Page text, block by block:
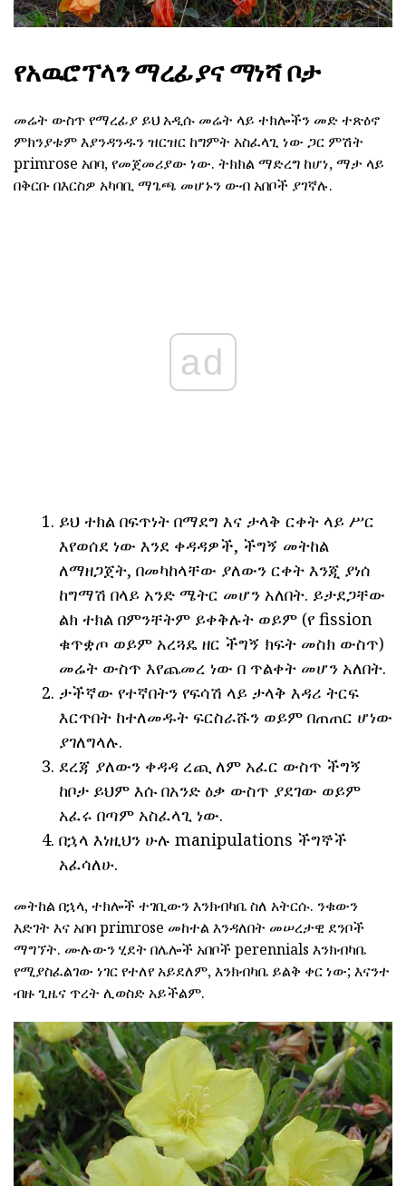
የአዉሮፕላን ማረፊያና ማነሻ ቦታ
መሬት ውስጥ የማረፊያ ይህ አዲሱ መሬት ላይ ተክሎችን መድ ተጽዕኖ
ምክንያቱም እያንዳንዱን ዝርዝር ከግምት አስፈላጊ ነው ጋር ምሽት
primrose አበባ, የመጀመሪያው ነው. ትክክል ማድረግ ከሆነ, ማታ ላይ
በቅርቡ በእርስዎ አካባቢ ማጌጫ መሆኑን ውብ አበቦች ያገኛሉ.
ad
ይህ ተክል በፍጥነት በማደግ እና ታላቅ ርቀት ላይ ሥር
እየወሰደ ነው እንደ ቀዳዳዎች, ችግኝ መትከል
ለማዘጋጀት, በመካከላቸው ያለውን ርቀት እንጂ ያነሰ
ከግማሽ በላይ አንድ ሜትር መሆን አለበት. ይታደጋቸው
ልክ ተክል በምንቸትም ይቀቅሉት ወይም (የ fission
ቁጥቋጦ ወይም አረጓዴ ዘር ችግኝ ክፍት መስክ ውስጥ)
መሬት ውስጥ እየጨመረ ነው በ ጥልቀት መሆን አለበት.
ታችኛው የተኛበትን የፍሳሽ ላይ ታላቅ እዳሪ ትርፍ
እርጥበት ከተለመዱት ፍርስራሹን ወይም በጠጠር ሆነው
ያገለግላሉ.
ደረጃ ያለውን ቀዳዳ ረጪ ለም አፈር ውስጥ ችግኝ
ከቦታ ይህም እሱ በአንድ ዕቃ ውስጥ ያደገው ወይም
አፈሩ በጣም አስፈላጊ ነው.
በኋላ እነዚህን ሁሉ manipulations ችግኞች
አፈሳለሁ.
መትከል በኋላ, ተክሎች ተገቢውን እንክብካቤ ስለ አትርሱ. ንቁውን
እድገት እና አበባ primrose መከተል እንዳለበት መሠረታዊ ደንቦች
ማግኘት. ሙሉውን ሂደት በሌሎች አበቦች perennials እንክብካቤ
የሚያስፈልገው ነገር የተለየ አይደለም, እንክብካቤ ይልቅ ቀር ነው; እናንተ
ብዙ ጊዜና ጥረት ሊወስድ አይችልም.